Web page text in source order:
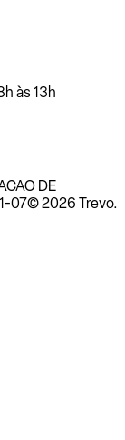
às 13h
DE
07© 2026 Trevo.